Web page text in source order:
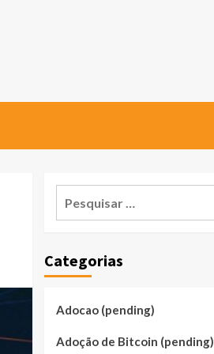
Categorias
Adocao (pending)
Adoção de Bitcoin (pending)